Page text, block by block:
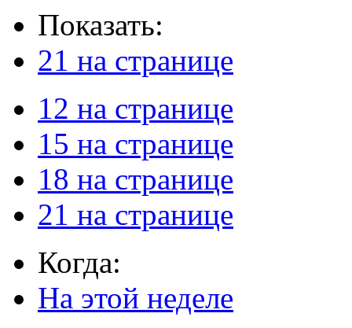
Показать:
21 на странице
12 на странице
15 на странице
18 на странице
21 на странице
Когда:
На этой неделе